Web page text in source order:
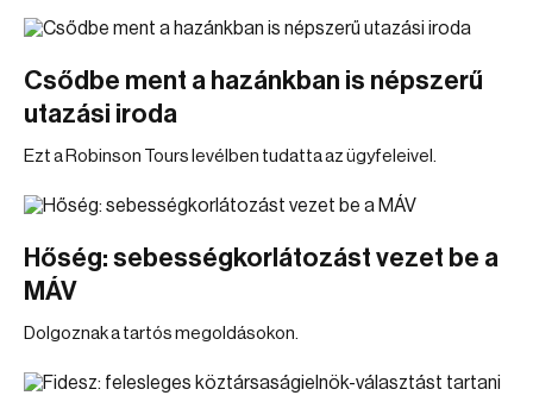
Csődbe ment a hazánkban is népszerű
utazási iroda
Ezt a Robinson Tours levélben tudatta az ügyfeleivel.
Hőség: sebességkorlátozást vezet be a
MÁV
Dolgoznak a tartós megoldásokon.